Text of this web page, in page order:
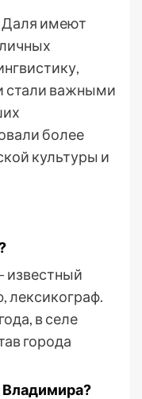
имеют
стали важными
более
культуры и
известный
лексикограф.
в селе
города